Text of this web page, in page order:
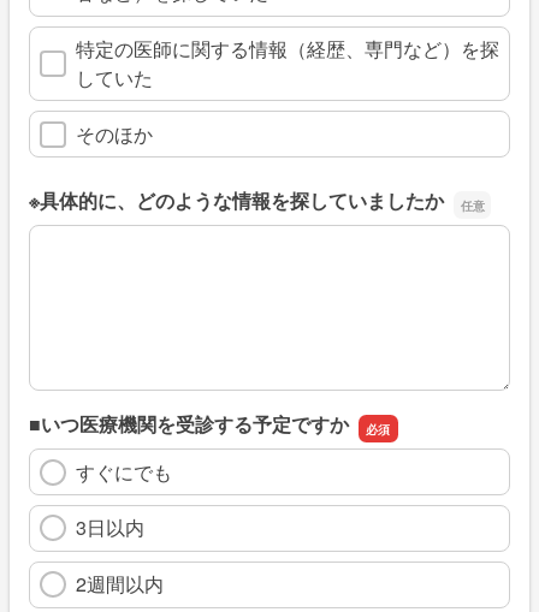
特定の医師に関する情報（経歴、専門など）を探
していた
そのほか
※具体的に、どのような情報を探していましたか
※具体的に、どのような情報を探していましたか
■いつ医療機関を受診する予定ですか
すぐにでも
3日以内
2週間以内